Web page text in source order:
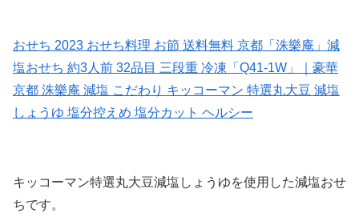
おせち 2023 おせち料理 お節 送料無料 京都「洙樂庵」減
塩おせち 約3人前 32品目 三段重 冷凍「Q41-1W」｜豪華
京都 洙樂庵 減塩 こだわり キッコーマン 特選丸大豆 減塩
しょうゆ 塩分控えめ 塩分カット ヘルシー
キッコーマン特選丸大豆減塩しょうゆを使用した減塩おせ
ちです。